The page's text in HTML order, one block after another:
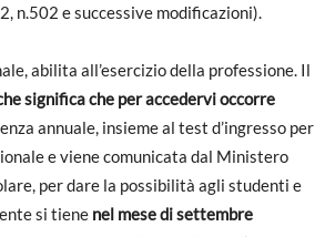
n.502 e successive modificazioni).
abilita all’esercizio della professione. Il
significa che per accedervi occorre
annuale, insieme al test d’ingresso per
e viene comunicata dal Ministero
per dare la possibilità agli studenti e
si tiene nel mese di settembre